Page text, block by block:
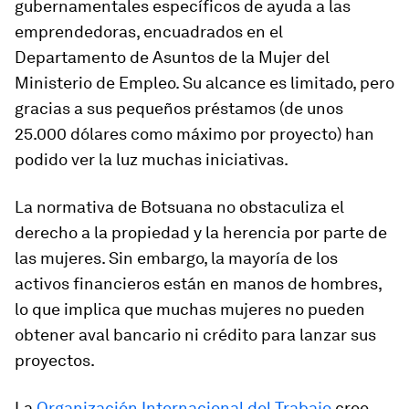
gubernamentales específicos de ayuda a las
emprendedoras, encuadrados en el
Departamento de Asuntos de la Mujer del
Ministerio de Empleo. Su alcance es limitado, pero
gracias a sus pequeños préstamos (de unos
25.000 dólares como máximo por proyecto) han
podido ver la luz muchas iniciativas.
La normativa de Botsuana no obstaculiza el
derecho a la propiedad y la herencia por parte de
las mujeres. Sin embargo, la mayoría de los
activos financieros están en manos de hombres,
lo que implica que muchas mujeres no pueden
obtener aval bancario ni crédito para lanzar sus
proyectos.